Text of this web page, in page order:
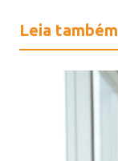
Leia também